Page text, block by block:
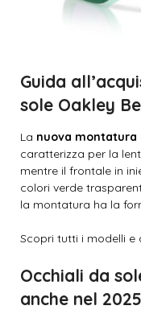
Guida
sole Oakley
La nuova montatura
caratterizza per la
mentre il frontale in
colori verde
la montatura ha la
Scopri tutti i modelli e
Occhiali da
anche nel 2025